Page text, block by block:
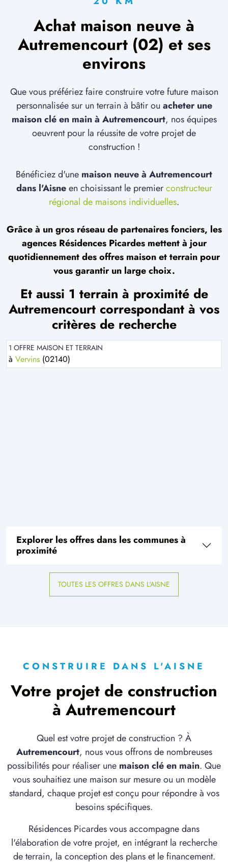
Achat maison neuve à
Autremencourt (02) et ses
environs
Que vous préfériez faire construire votre future maison
personnalisée sur un terrain à bâtir ou acheter une
maison clé en main à Autremencourt, nos équipes
oeuvrent pour la réussite de votre projet de
construction !
Bénéficiez d'une maison neuve à Autremencourt
dans l'Aisneen choisissant le premierconstructeur
régional de maisons individuelles.
Grâce à un gros réseau de partenaires fonciers, les
agences Résidences Picardes mettent à jour
quotidiennement des offres maison et terrain pour
vous garantir un large choix.
Et aussi 1 terrain à proximité de
Autremencourt correspondant à vos
critères de recherche
1 OFFRE MAISON ET TERRAIN
à Vervins (02140)
Explorer les offres dans les communes à
proximité
TOUTES LES OFFRES DANS L'AISNE
CONSTRUIRE DANS L'AISNE
Votre projet de construction
à Autremencourt
Quel est votre projet de construction ? À
Autremencourt, nous vous offrons de nombreuses
possibilités pour réaliser une maison clé en main. Que
vous souhaitiez une maison sur mesure ou un modèle
standard, chaque projet est conçu pour répondre à vos
besoins spécifiques.
Résidences Picardes vous accompagne dans
l'élaboration de votre projet, en intégrant la recherche
de terrain, la conception des plans et le financement.